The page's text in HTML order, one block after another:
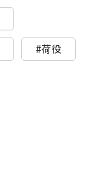
#荷役